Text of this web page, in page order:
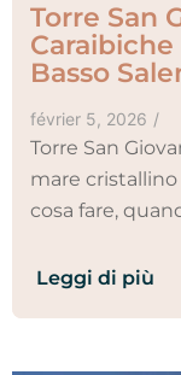
Torre San
Basso
février 5, 2026 /
Torre San
mare
cosa fare,
Leggi di più